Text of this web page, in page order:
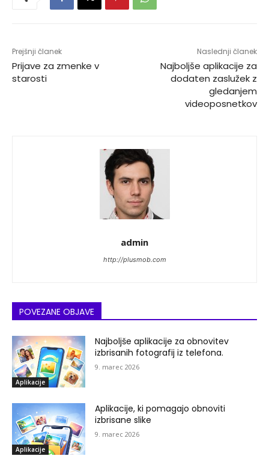
Prejšnji članek
Prijave za zmenke v
starosti
Naslednji članek
Najboljše aplikacije za
dodaten zaslužek z
gledanjem
videoposnetkov
admin
http://plusmob.com
POVEZANE OBJAVE
Aplikacije
Najboljše aplikacije za obnovitev
izbrisanih fotografij iz telefona.
9. marec 2026
Aplikacije
Aplikacije, ki pomagajo obnoviti
izbrisane slike
9. marec 2026